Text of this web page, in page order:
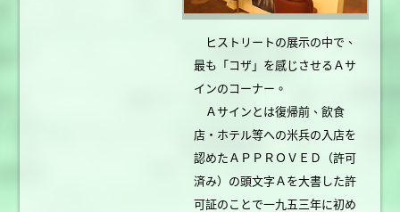
ヒストリートの展示の中で、
最も「コザ」を感じさせるＡサ
インのコーナー。
Ａサインとは復帰前、飲食
店・ホテル等への米兵の入店を
認めたＡＰＰＲＯＶＥＤ（許可
済み）の頭文字Ａを大書した許
可証のことで一九五三年に初め